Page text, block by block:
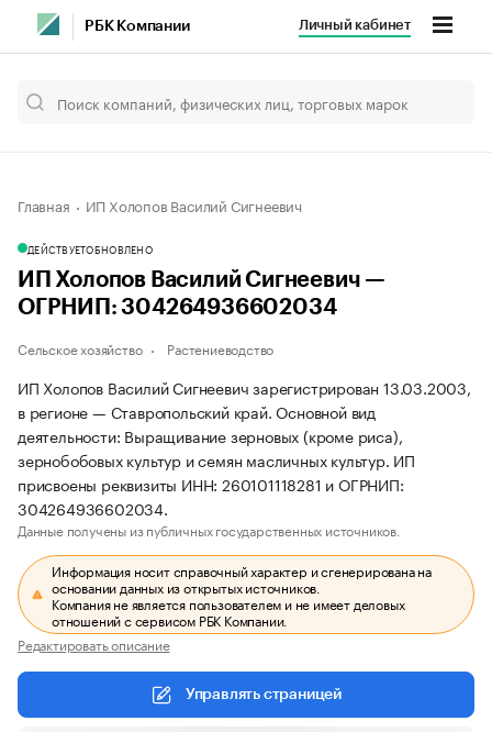
РБК Компании Личный кабинет
Главная ИП Холопов Василий Сигнеевич
ДЕЙСТВУЕТОБНОВЛЕНО
ИП Холопов Василий Сигнеевич —
ОГРНИП: 304264936602034
Сельское хозяйство Растениеводство
ИП Холопов Василий Сигнеевич зарегистрирован 13.03.2003,
в регионе — Ставропольский край. Основной вид
деятельности: Выращивание зерновых (кроме риса),
зернобобовых культур и семян масличных культур. ИП
присвоены реквизиты ИНН: 260101118281 и ОГРНИП:
304264936602034.
Данные получены из публичных государственных источников.
Информация носит справочный характер и сгенерирована на
основании данных из открытых источников.
Компания не является пользователем и не имеет деловых
отношений с сервисом РБК Компании.
Редактировать описание
Управлять страницей